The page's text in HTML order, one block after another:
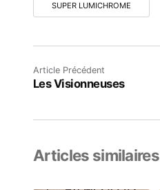
SUPER LUMICHROME
Article Précédent
Les Visionneuses
Articles similaires